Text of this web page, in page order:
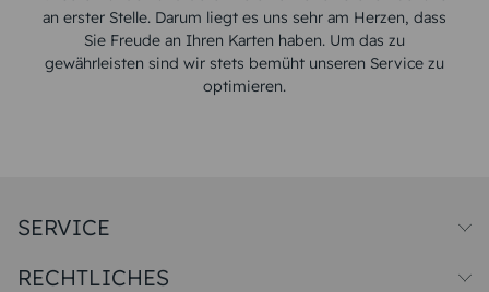
an erster Stelle. Darum liegt es uns sehr am Herzen, dass
Sie Freude an Ihren Karten haben. Um das zu
gewährleisten sind wir stets bemüht unseren Service zu
optimieren.
SERVICE
Papiersorten
RECHTLICHES